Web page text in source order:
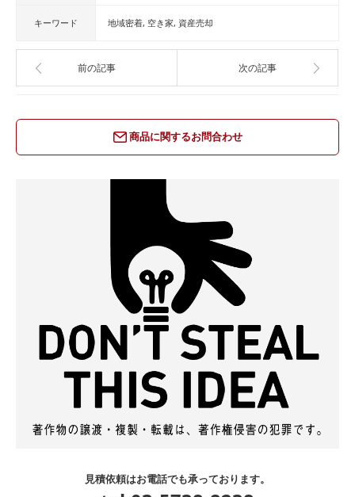
キーワード 地域密着 空き家 資産売却
前の記事 次の記事
商品に関するお問合わせ
見積依頼はお電話でも承っております。